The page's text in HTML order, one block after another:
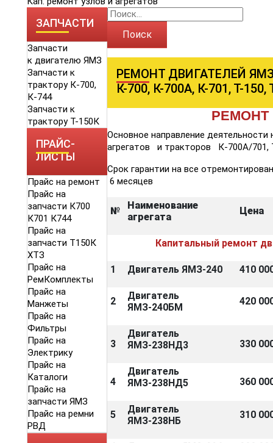
ЗАПЧАСТИ
Запчасти
к двигателю ЯМЗ
Запчасти к
трактору К-700,
К-744
Запчасти к
трактору Т-150К
ПРАЙС-
ЛИСТЫ
Прайс на ремонт
Прайс на
запчасти К700
К701 К744
Прайс на
запчасти Т150К
ХТЗ
Прайс на
РемКомплекты
Прайс на
Манжеты
Прайс на
Фильтры
Прайс на
Электрику
Прайс на
Каталоги
Прайс на
запчасти ЯМЗ
Прайс на ремни
РВД
Поиск
РЕМОНТ ДВИГАТЕЛЕЙ
К-700, К-700А, К-701, Т-150,
РЕМОНТ
Основное направление
агрегатов и тракторов К-700А/701,
Срок гарантии на все
6 месяцев
№
Наименование
агрегата
Цена
Капитальный ремонт
1 Двигатель ЯМЗ-240 410
2
Двигатель
ЯМЗ-240БМ
420
3
Двигатель
ЯМЗ-238НД3
330
4
Двигатель
ЯМЗ-238НД5
360
5
Двигатель
ЯМЗ-238НБ
310